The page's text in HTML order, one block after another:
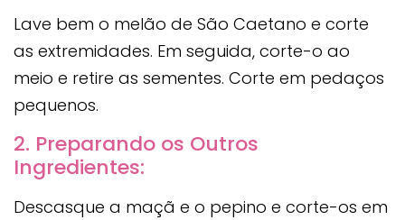
Lave bem o melão de São Caetano e corte
as extremidades. Em seguida, corte-o ao
meio e retire as sementes. Corte em pedaços
pequenos.
2. Preparando os Outros
Ingredientes:
Descasque a maçã e o pepino e corte-os em